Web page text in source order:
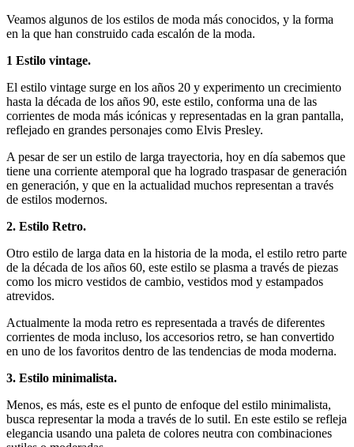
Veamos algunos de los estilos de moda más conocidos, y la forma
en la que han construido cada escalón de la moda.
1 Estilo vintage.
El estilo vintage surge en los años 20 y experimento un crecimiento
hasta la década de los años 90, este estilo, conforma una de las
corrientes de moda más icónicas y representadas en la gran pantalla,
reflejado en grandes personajes como Elvis Presley.
A pesar de ser un estilo de larga trayectoria, hoy en día sabemos que
tiene una corriente atemporal que ha logrado traspasar de generación
en generación, y que en la actualidad muchos representan a través
de estilos modernos.
2. Estilo Retro.
Otro estilo de larga data en la historia de la moda, el estilo retro parte
de la década de los años 60, este estilo se plasma a través de piezas
como los micro vestidos de cambio, vestidos mod y estampados
atrevidos.
Actualmente la moda retro es representada a través de diferentes
corrientes de moda incluso, los accesorios retro, se han convertido
en uno de los favoritos dentro de las tendencias de moda moderna.
3. Estilo minimalista.
Menos, es más, este es el punto de enfoque del estilo minimalista,
busca representar la moda a través de lo sutil. En este estilo se refleja
elegancia usando una paleta de colores neutra con combinaciones